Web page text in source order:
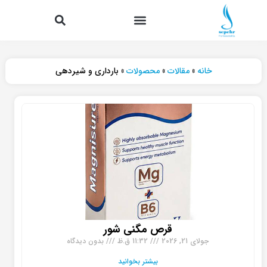
Menu
Search
خانه »مقالات»محصولات» بارداری و شیردهی
قرص مگنی شور
جولای 21, 2026
بدون دیدگاه
بیشتر بخوانید